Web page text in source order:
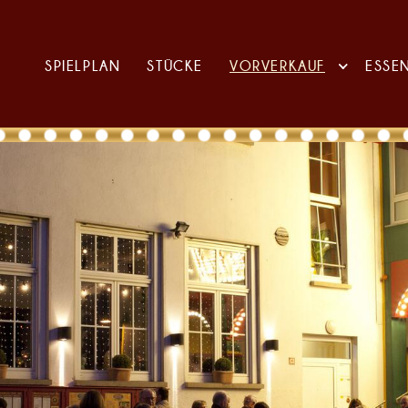
SPIELPLAN STÜCKE VORVERKAUF